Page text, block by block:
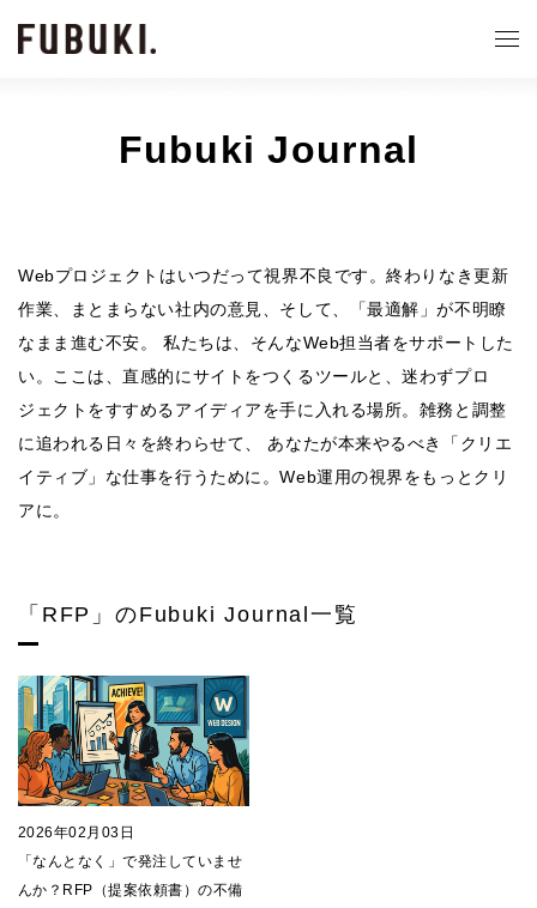
Fubuki Journal
Webプロジェクトはいつだって視界不良です。終わりなき更新
作業、まとまらない社内の意見、そして、「最適解」が不明瞭
なまま進む不安。 私たちは、そんなWeb担当者をサポートした
い。ここは、直感的にサイトをつくるツールと、迷わずプロ
ジェクトをすすめるアイディアを手に入れる場所。雑務と調整
に追われる日々を終わらせて、 あなたが本来やるべき「クリエ
イティブ」な仕事を行うために。Web運用の視界をもっとクリ
アに。
「RFP」のFubuki Journal一覧
2026年02月03日
「なんとなく」で発注していませ
んか？RFP（提案依頼書）の不備